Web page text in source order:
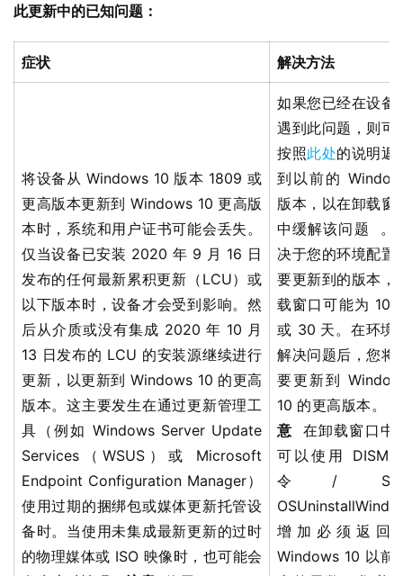
业
此更新中的已知问题：
症状 解决方法
将设备从 Windows 10 版本 1809 或
更高版本更新到 Windows 10 更高版
本时，系统和用户证书可能会丢失。
仅当设备已安装 2020 年 9 月 16 日
发布的任何最新累积更新（LCU）或
以下版本时，设备才会受到影响。然
后从介质或没有集成 2020 年 10 月
13 日发布的 LCU 的安装源继续进行
更新，以更新到 Windows 10 的更高
版本。这主要发生在通过更新管理工
具（例如 Windows Server Update
Services（WSUS）或 Microsoft
Endpoint Configuration Manager）
使用过期的捆绑包或媒体更新托管设
备时。当使用未集成最新更新的过时
的物理媒体或 ISO 映像时，也可能会
如果您已经在设备
遇到此问题，则可
按照此处的说明返
到以前的
版本，以在卸载窗
中缓解该问题 。
决于您的环境配置
要更新到的版本，
载窗口可能为 10
或 30 天。在环境
解决问题后，您将
要更新到
10 的更高版本。
意
在卸载窗口中
可以使用 DISM
令/
增加必须返回
Windows 10 以前